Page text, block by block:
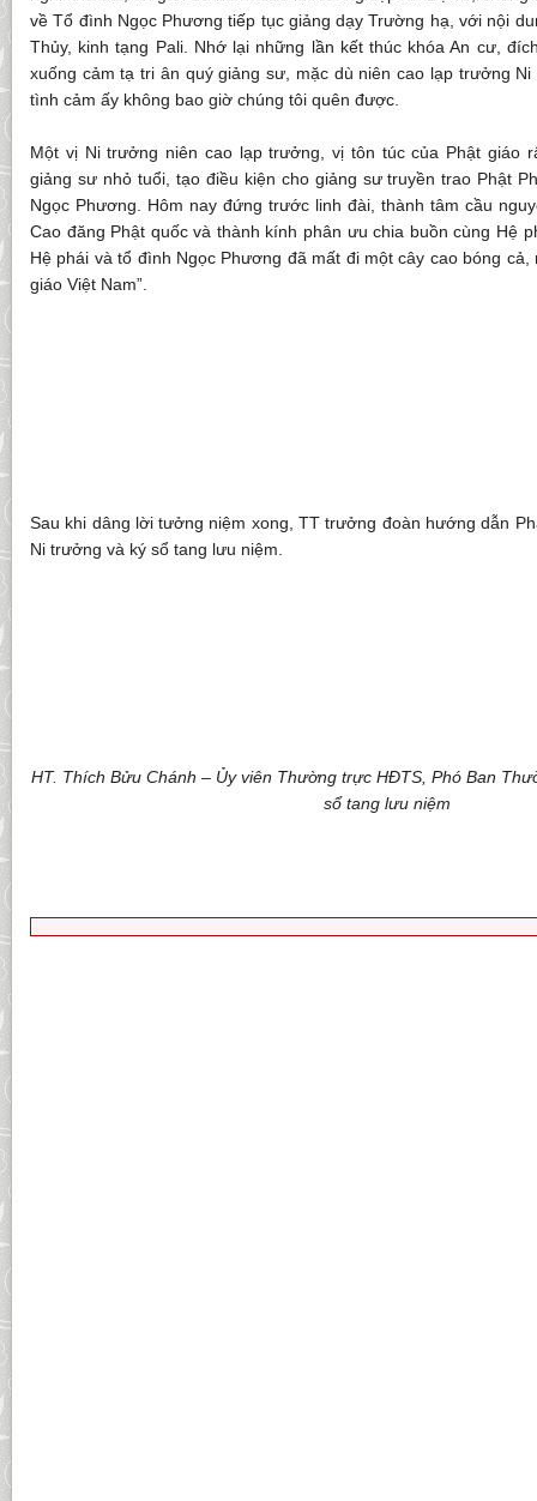
về Tổ đình Ngọc Phương tiếp tục giảng dạy Trường hạ, với nội
Thủy, kinh tạng Pali. Nhớ lại những lần kết thúc khóa An cư,
xuống cảm tạ tri ân quý giảng sư, mặc dù niên cao lạp trưởng
tình cảm ấy không bao giờ chúng tôi quên được.
Một vị Ni trưởng niên cao lạp trưởng, vị tôn túc của Phật giáo
giảng sư nhỏ tuổi, tạo điều kiện cho giảng sư truyền trao Phật
Ngọc Phương. Hôm nay đứng trước linh đài, thành tâm cầu
Cao đăng Phật quốc và thành kính phân ưu chia buồn cùng Hệ
Hệ phái và tổ đình Ngọc Phương đã mất đi một cây cao bóng
giáo Việt Nam”.
Sau khi dâng lời tưởng niệm xong, TT trưởng đoàn hướng dẫn
Ni trưởng và ký sổ tang lưu niệm.
HT. Thích Bửu Chánh – Ủy viên Thường trực HĐTS, Phó Ban
sổ tang lưu niệm